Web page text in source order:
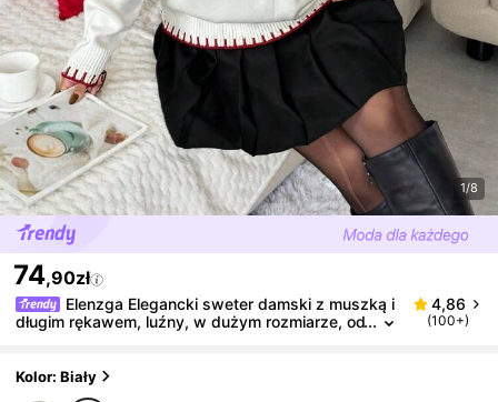
1/8
74,90zł
Elenzga Elegancki sweter damski z muszką i
długim rękawem, luźny, w dużym rozmiarze, od
4,86
(100+)
Kolor: Biały